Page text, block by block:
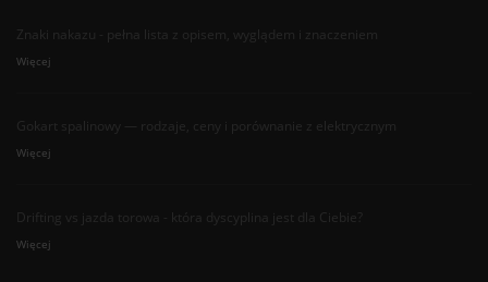
Znaki nakazu - pełna lista z opisem, wyglądem i znaczeniem
Więcej
Gokart spalinowy — rodzaje, ceny i porównanie z elektrycznym
Więcej
Drifting vs jazda torowa - która dyscyplina jest dla Ciebie?
Więcej